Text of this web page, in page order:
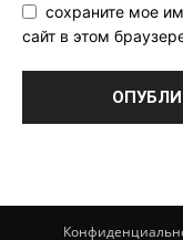
сохраните мое
сайт в этом